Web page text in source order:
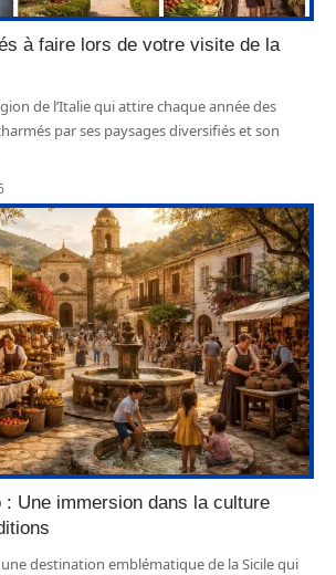
à faire lors de votre visite de la
de l’Italie qui attire chaque année des
par ses paysages diversifiés et son
: Une immersion dans la culture
destination emblématique de la Sicile qui